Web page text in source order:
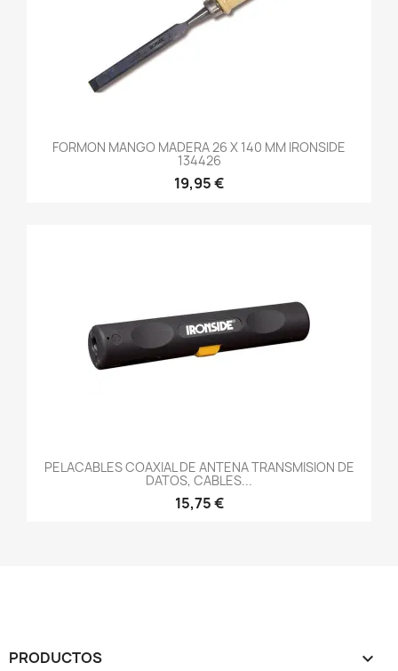
FORMON MANGO MADERA 26 X 140 MM IRONSIDE
134426
19,95 €
PELACABLES COAXIAL DE ANTENA TRANSMISION DE
DATOS, CABLES...
15,75 €
PRODUCTOS 